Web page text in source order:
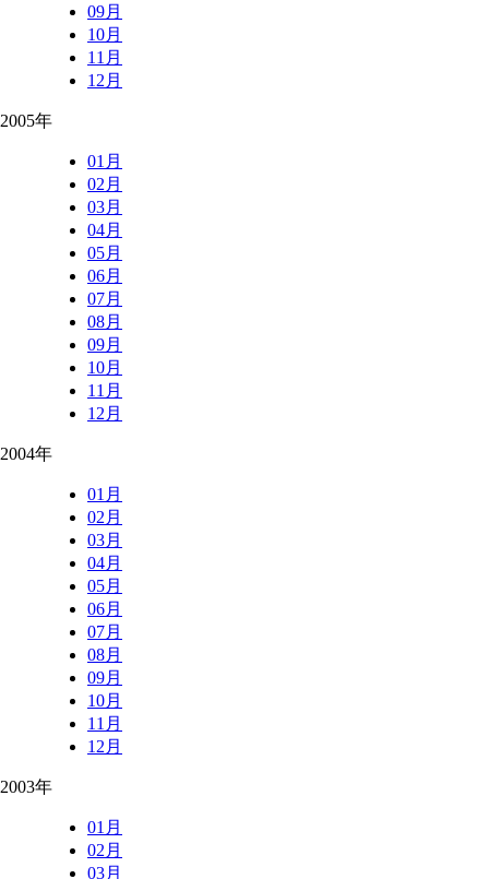
09月
10月
11月
12月
2005年
01月
02月
03月
04月
05月
06月
07月
08月
09月
10月
11月
12月
2004年
01月
02月
03月
04月
05月
06月
07月
08月
09月
10月
11月
12月
2003年
01月
02月
03月